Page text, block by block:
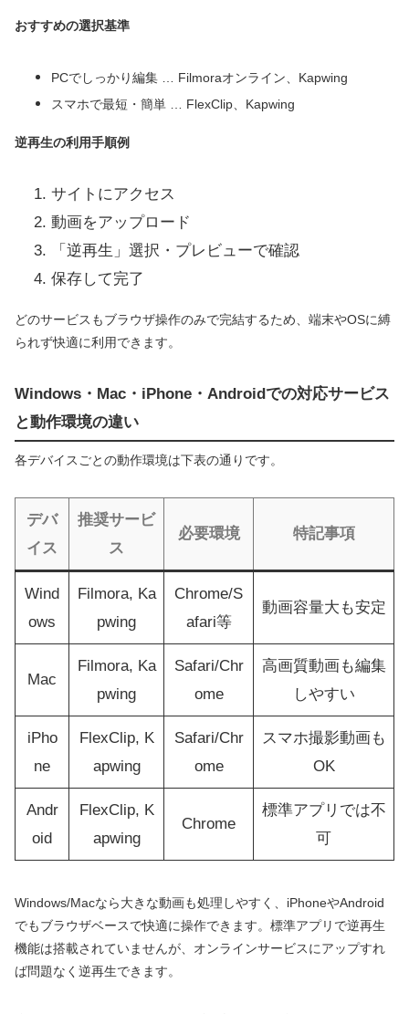
おすすめの選択基準
PCでしっかり編集 … Filmoraオンライン、Kapwing
スマホで最短・簡単 … FlexClip、Kapwing
逆再生の利用手順例
サイトにアクセス
動画をアップロード
「逆再生」選択・プレビューで確認
保存して完了
どのサービスもブラウザ操作のみで完結するため、端末やOSに縛
られず快適に利用できます。
Windows・Mac・iPhone・Androidでの対応サービス
と動作環境の違い
各デバイスごとの動作環境は下表の通りです。
デバ
イス
推奨サービ
ス
必要環境 特記事項
Wind
ows
Filmora, Ka
pwing
Chrome/S
afari等
動画容量大も安定
Mac
Filmora, Ka
pwing
Safari/Chr
ome
高画質動画も編集
しやすい
iPho
ne
FlexClip, K
apwing
Safari/Chr
ome
スマホ撮影動画も
OK
Andr
oid
FlexClip, K
apwing
Chrome
標準アプリでは不
可
Windows/Macなら大きな動画も処理しやすく、iPhoneやAndroid
でもブラウザベースで快適に操作できます。標準アプリで逆再生
機能は搭載されていませんが、オンラインサービスにアップすれ
ば問題なく逆再生できます。